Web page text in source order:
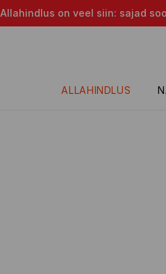
Allahindlus on veel siin: sajad
ALLAHINDLUS